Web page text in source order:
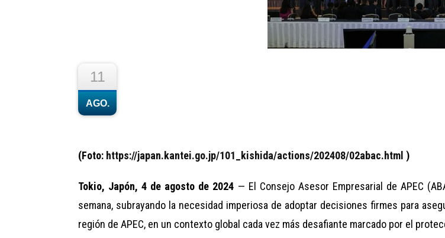
11
AGO.
(Foto: https://japan.kantei.go.jp/101_kishida/actions/202408/02abac.html )
Tokio, Japón, 4 de agosto de 2024 — El Consejo Asesor Empresarial de APEC
semana, subrayando la necesidad imperiosa de adoptar decisiones firmes para
región de APEC, en un contexto global cada vez más desafiante marcado por el